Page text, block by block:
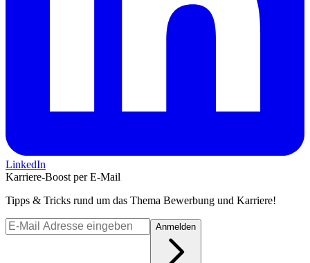
LinkedIn
Karriere-Boost per E-Mail
Tipps & Tricks rund um das Thema Bewerbung und Karriere!
Anmelden